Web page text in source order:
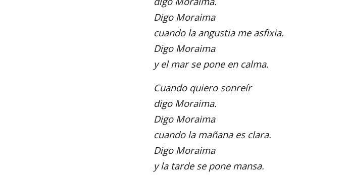
Digo Moraima
cuando la angustia me asfixia.
Digo Moraima
y el mar se pone en calma.
Cuando quiero sonreír
digo Moraima.
Digo Moraima
cuando la mañana es clara.
Digo Moraima
y la tarde se pone mansa.